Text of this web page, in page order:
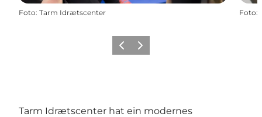
Foto: Tarm Idrætscenter Foto:
ZurückWeiter
Tarm Idrætscenter hat ein modernes